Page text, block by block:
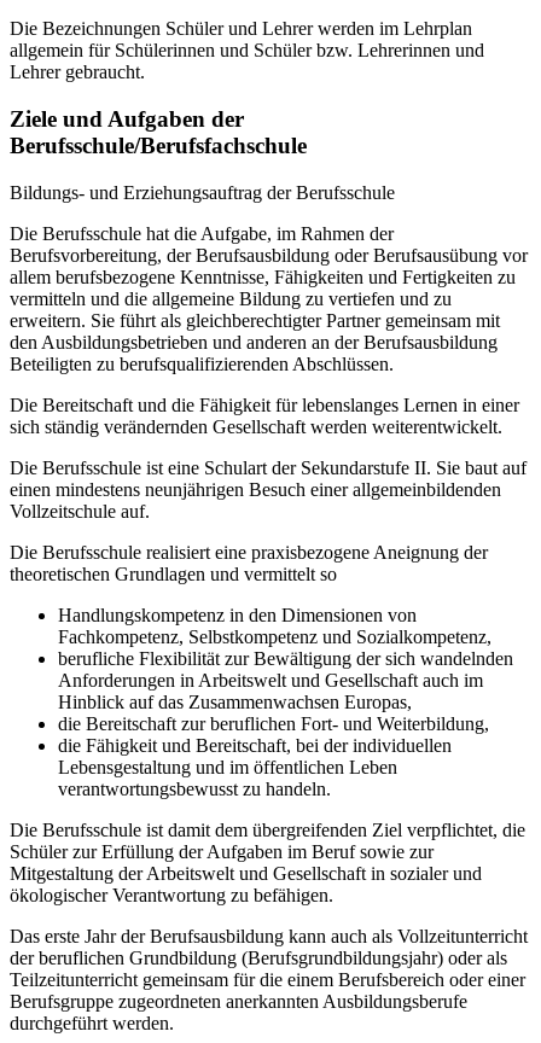
Die Bezeichnungen Schüler und Lehrer werden im Lehrplan
allgemein für Schülerinnen und Schüler bzw. Lehrerinnen und
Lehrer gebraucht.
Ziele und Aufgaben der
Berufsschule/Berufsfachschule
Bildungs- und Erziehungsauftrag der Berufsschule
Die Berufsschule hat die Aufgabe, im Rahmen der
Berufsvorbereitung, der Berufsausbildung oder Berufsausübung vor
allem berufsbezogene Kenntnisse, Fähigkeiten und Fertigkeiten zu
vermitteln und die allgemeine Bildung zu vertiefen und zu
erweitern. Sie führt als gleichberechtigter Partner gemeinsam mit
den Ausbildungsbetrieben und anderen an der Berufsausbildung
Beteiligten zu berufsqualifizierenden Abschlüssen.
Die Bereitschaft und die Fähigkeit für lebenslanges Lernen in einer
sich ständig verändernden Gesellschaft werden weiterentwickelt.
Die Berufsschule ist eine Schulart der Sekundarstufe II. Sie baut auf
einen mindestens neunjährigen Besuch einer allgemeinbildenden
Vollzeitschule auf.
Die Berufsschule realisiert eine praxisbezogene Aneignung der
theoretischen Grundlagen und vermittelt so
Handlungskompetenz in den Dimensionen von
Fachkompetenz, Selbstkompetenz und Sozialkompetenz,
berufliche Flexibilität zur Bewältigung der sich wandelnden
Anforderungen in Arbeitswelt und Gesellschaft auch im
Hinblick auf das Zusammenwachsen Europas,
die Bereitschaft zur beruflichen Fort- und Weiterbildung,
die Fähigkeit und Bereitschaft, bei der individuellen
Lebensgestaltung und im öffentlichen Leben
verantwortungsbewusst zu handeln.
Die Berufsschule ist damit dem übergreifenden Ziel verpflichtet, die
Schüler zur Erfüllung der Aufgaben im Beruf sowie zur
Mitgestaltung der Arbeitswelt und Gesellschaft in sozialer und
ökologischer Verantwortung zu befähigen.
Das erste Jahr der Berufsausbildung kann auch als Vollzeitunterricht
der beruflichen Grundbildung (Berufsgrundbildungsjahr) oder als
Teilzeitunterricht gemeinsam für die einem Berufsbereich oder einer
Berufsgruppe zugeordneten anerkannten Ausbildungsberufe
durchgeführt werden.